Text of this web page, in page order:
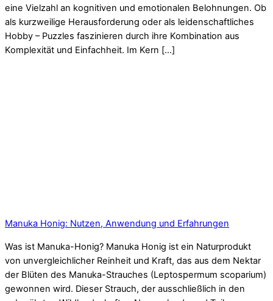
eine Vielzahl an kognitiven und emotionalen Belohnungen. Ob
als kurzweilige Herausforderung oder als leidenschaftliches
Hobby – Puzzles faszinieren durch ihre Kombination aus
Komplexität und Einfachheit. Im Kern […]
Manuka Honig: Nutzen, Anwendung und Erfahrungen
Was ist Manuka-Honig? Manuka Honig ist ein Naturprodukt
von unvergleichlicher Reinheit und Kraft, das aus dem Nektar
der Blüten des Manuka-Strauches (Leptospermum scoparium)
gewonnen wird. Dieser Strauch, der ausschließlich in den